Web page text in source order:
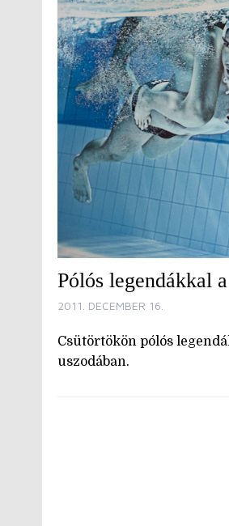
Pólós legendákkal
2011. DECEMBER 16.
Csütörtökön pólós
uszodában.